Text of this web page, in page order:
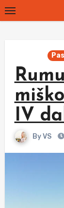
Skip
to
IV
ByVS